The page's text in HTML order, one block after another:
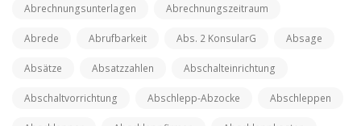
Abrechnungsunterlagen Abrechnungszeitraum
Abrede Abrufbarkeit Abs. 2 KonsularG Absage
Absätze Absatzzahlen Abschalteinrichtung
Abschaltvorrichtung Abschlepp-Abzocke Abschleppen